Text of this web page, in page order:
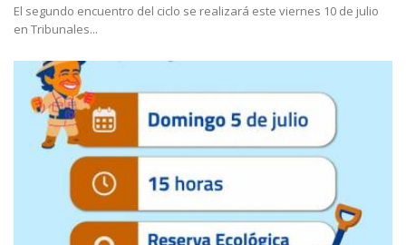
El segundo encuentro del ciclo se realizará este viernes 10 de julio
en Tribunales...